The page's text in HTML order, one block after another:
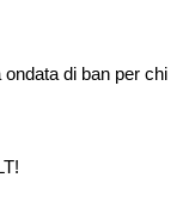
di ban per chi